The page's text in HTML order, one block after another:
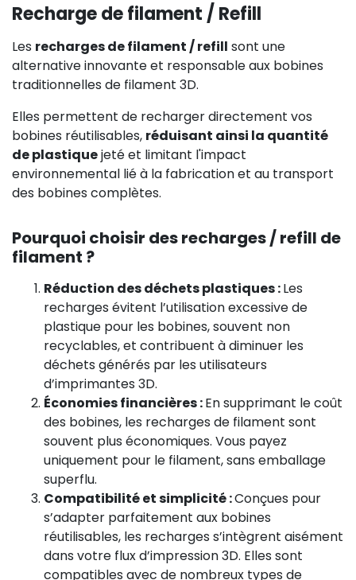
Recharge de filament / Refill
Les recharges de filament / refill sont une
alternative innovante et responsable aux bobines
traditionnelles de filament 3D.
Elles permettent de recharger directement vos
bobines réutilisables, réduisant ainsi la quantité
de plastiquejeté et limitant l'impact
environnemental lié à la fabrication et au transport
des bobines complètes.
Pourquoi choisir des recharges / refill de
filament ?
Réduction des déchets plastiques :Les
recharges évitent l’utilisation excessive de
plastique pour les bobines, souvent non
recyclables, et contribuent à diminuer les
déchets générés par les utilisateurs
d’imprimantes 3D.
Économies financières :En supprimant le coût
des bobines, les recharges de filament sont
souvent plus économiques. Vous payez
uniquement pour le filament, sans emballage
superflu.
Compatibilité et simplicité :Conçues pour
s’adapter parfaitement aux bobines
réutilisables, les recharges s’intègrent aisément
dans votre flux d’impression 3D. Elles sont
compatibles avec de nombreux types de